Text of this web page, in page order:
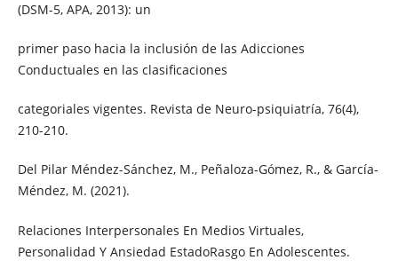
(DSM-5, APA, 2013): un
primer paso hacia la inclusión de las Adicciones
Conductuales en las clasificaciones
categoriales vigentes. Revista de Neuro-psiquiatría, 76(4),
210-210.
Del Pilar Méndez-Sánchez, M., Peñaloza-Gómez, R., & García-
Méndez, M. (2021).
Relaciones Interpersonales En Medios Virtuales,
Personalidad Y Ansiedad EstadoRasgo En Adolescentes.